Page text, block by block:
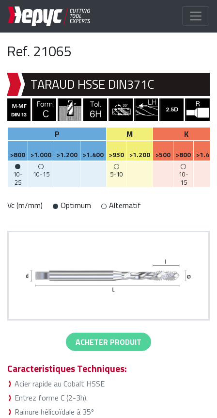
Ref. 21065
TARAUD HSSE DIN371C
P M K
>800 >1.000 >1.200 >1.400 >950 >1.200 >500 >800 >1.400
10-
25
10-15 5-10
10-
15
Vc (m/mm) Optimum Alternatif
ACHETER PRODUIT
Caracteristiques Techniques:
Acier rapide au Cobalt HSSE
Entrez forme C (2-3h).
Rainure hélicoïdale à 35º